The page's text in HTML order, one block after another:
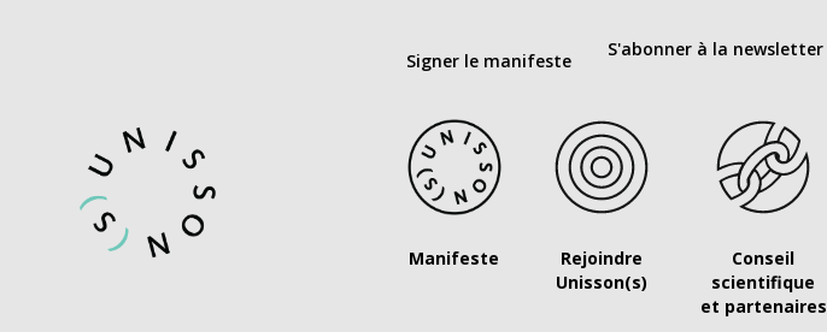
Signer le manifeste
S'abonner à la newsletter
Manifeste
Rejoindre
Unisson(s)
Conseil
scientifique
et partenaires